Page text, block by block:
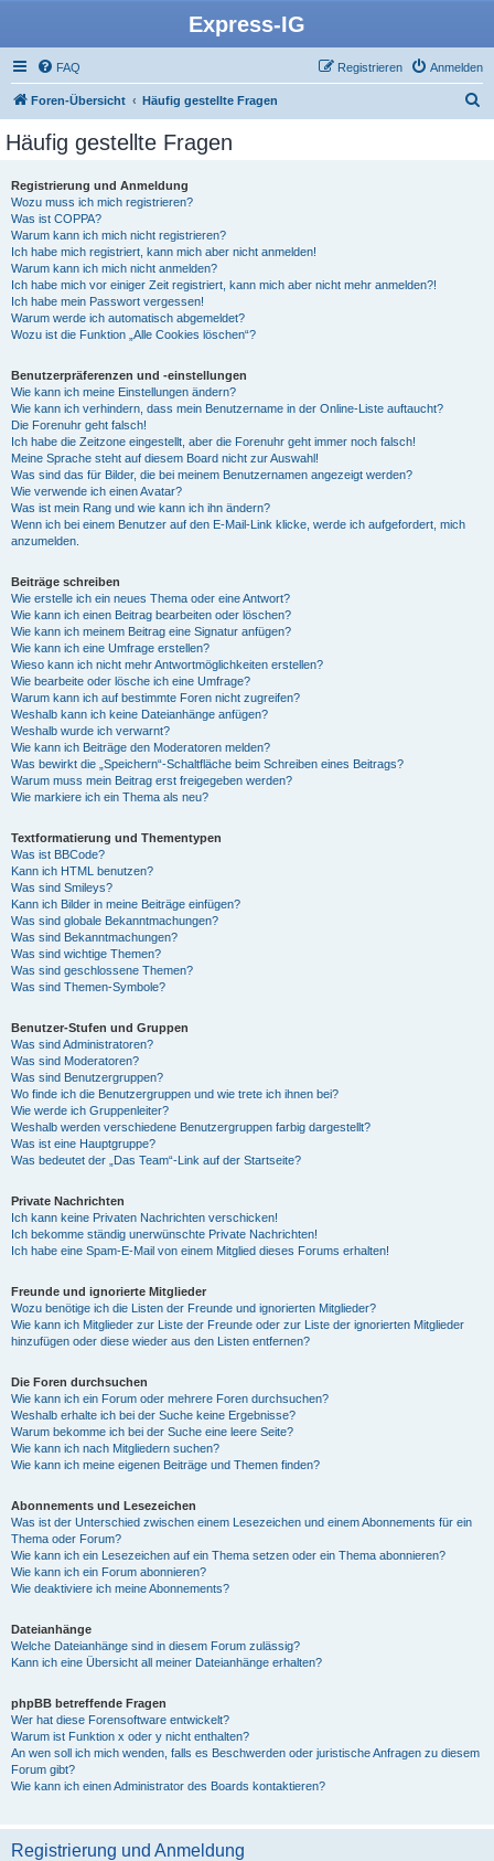
Express-IG
FAQ Anmelden
Registrieren
Foren-Übersicht Häufig gestellte Fragen
Häufig gestellte Fragen
Registrierung und Anmeldung
Wozu muss ich mich registrieren?
Was ist COPPA?
Warum kann ich mich nicht registrieren?
Ich habe mich registriert, kann mich aber nicht anmelden!
Warum kann ich mich nicht anmelden?
Ich habe mich vor einiger Zeit registriert, kann mich aber nicht mehr anmelden?!
Ich habe mein Passwort vergessen!
Warum werde ich automatisch abgemeldet?
Wozu ist die Funktion „Alle Cookies löschen“?
Benutzerpräferenzen und -einstellungen
Wie kann ich meine Einstellungen ändern?
Wie kann ich verhindern, dass mein Benutzername in der Online-Liste auftaucht?
Die Forenuhr geht falsch!
Ich habe die Zeitzone eingestellt, aber die Forenuhr geht immer noch falsch!
Meine Sprache steht auf diesem Board nicht zur Auswahl!
Was sind das für Bilder, die bei meinem Benutzernamen angezeigt werden?
Wie verwende ich einen Avatar?
Was ist mein Rang und wie kann ich ihn ändern?
Wenn ich bei einem Benutzer auf den E-Mail-Link klicke, werde ich aufgefordert, mich
anzumelden.
Beiträge schreiben
Wie erstelle ich ein neues Thema oder eine Antwort?
Wie kann ich einen Beitrag bearbeiten oder löschen?
Wie kann ich meinem Beitrag eine Signatur anfügen?
Wie kann ich eine Umfrage erstellen?
Wieso kann ich nicht mehr Antwortmöglichkeiten erstellen?
Wie bearbeite oder lösche ich eine Umfrage?
Warum kann ich auf bestimmte Foren nicht zugreifen?
Weshalb kann ich keine Dateianhänge anfügen?
Weshalb wurde ich verwarnt?
Wie kann ich Beiträge den Moderatoren melden?
Was bewirkt die „Speichern“-Schaltfläche beim Schreiben eines Beitrags?
Warum muss mein Beitrag erst freigegeben werden?
Wie markiere ich ein Thema als neu?
Textformatierung und Thementypen
Was ist BBCode?
Kann ich HTML benutzen?
Was sind Smileys?
Kann ich Bilder in meine Beiträge einfügen?
Was sind globale Bekanntmachungen?
Was sind Bekanntmachungen?
Was sind wichtige Themen?
Was sind geschlossene Themen?
Was sind Themen-Symbole?
Benutzer-Stufen und Gruppen
Was sind Administratoren?
Was sind Moderatoren?
Was sind Benutzergruppen?
Wo finde ich die Benutzergruppen und wie trete ich ihnen bei?
Wie werde ich Gruppenleiter?
Weshalb werden verschiedene Benutzergruppen farbig dargestellt?
Was ist eine Hauptgruppe?
Was bedeutet der „Das Team“-Link auf der Startseite?
Private Nachrichten
Ich kann keine Privaten Nachrichten verschicken!
Ich bekomme ständig unerwünschte Private Nachrichten!
Ich habe eine Spam-E-Mail von einem Mitglied dieses Forums erhalten!
Freunde und ignorierte Mitglieder
Wozu benötige ich die Listen der Freunde und ignorierten Mitglieder?
Wie kann ich Mitglieder zur Liste der Freunde oder zur Liste der ignorierten Mitglieder
hinzufügen oder diese wieder aus den Listen entfernen?
Die Foren durchsuchen
Wie kann ich ein Forum oder mehrere Foren durchsuchen?
Weshalb erhalte ich bei der Suche keine Ergebnisse?
Warum bekomme ich bei der Suche eine leere Seite?
Wie kann ich nach Mitgliedern suchen?
Wie kann ich meine eigenen Beiträge und Themen finden?
Abonnements und Lesezeichen
Was ist der Unterschied zwischen einem Lesezeichen und einem Abonnements für ein
Thema oder Forum?
Wie kann ich ein Lesezeichen auf ein Thema setzen oder ein Thema abonnieren?
Wie kann ich ein Forum abonnieren?
Wie deaktiviere ich meine Abonnements?
Dateianhänge
Welche Dateianhänge sind in diesem Forum zulässig?
Kann ich eine Übersicht all meiner Dateianhänge erhalten?
phpBB betreffende Fragen
Wer hat diese Forensoftware entwickelt?
Warum ist Funktion x oder y nicht enthalten?
An wen soll ich mich wenden, falls es Beschwerden oder juristische Anfragen zu diesem
Forum gibt?
Wie kann ich einen Administrator des Boards kontaktieren?
Registrierung und Anmeldung